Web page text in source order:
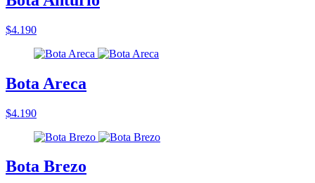
$4.190
Bota Areca
$4.190
Bota Brezo